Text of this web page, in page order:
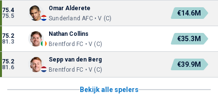
75.4
75.5
Omar Alderete
Sunderland AFC • V (C)
€14.6M
75.2
81.3
Nathan Collins
Brentford FC • V (C)
€35.3M
75.2
81.6
Sepp van den Berg
Brentford FC • V (C)
€39.9M
Bekijk alle spelers